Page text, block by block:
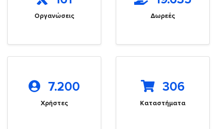
Οργανώσεις Δωρεές
7.200
Χρήστες
306
Καταστήματα